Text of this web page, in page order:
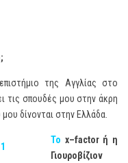
της Αγγλίας στο
τις σπουδές μου στην άκρη
δίνονται στην Ελλάδα.
Το x–factorή η
Γιουροβίζιον